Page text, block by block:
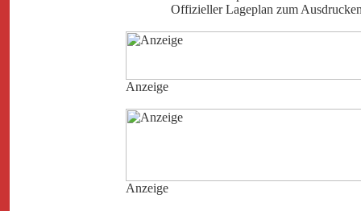
Offizieller Lageplan zum
Anzeige
Anzeige